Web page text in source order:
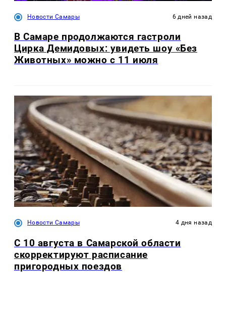
Новости Самары 6 дней назад
В Самаре продолжаются гастроли
Цирка Демидовых: увидеть шоу «Без
Животных» можно с 11 июля
Новости Самары 4 дня назад
С 10 августа в Самарской области
скорректируют расписание
пригородных поездов